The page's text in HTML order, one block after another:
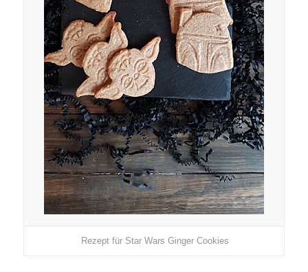
Rezept für Star Wars Ginger Cookies